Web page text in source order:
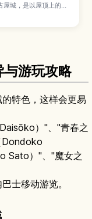
城，是以屋顶上的金
殿闻名的代表性城
历史与战后重建、天
游玩攻略
特色，这样会更易
）"、"青春之
Dondoko
Sato）"、"魔女之
士移动游览。